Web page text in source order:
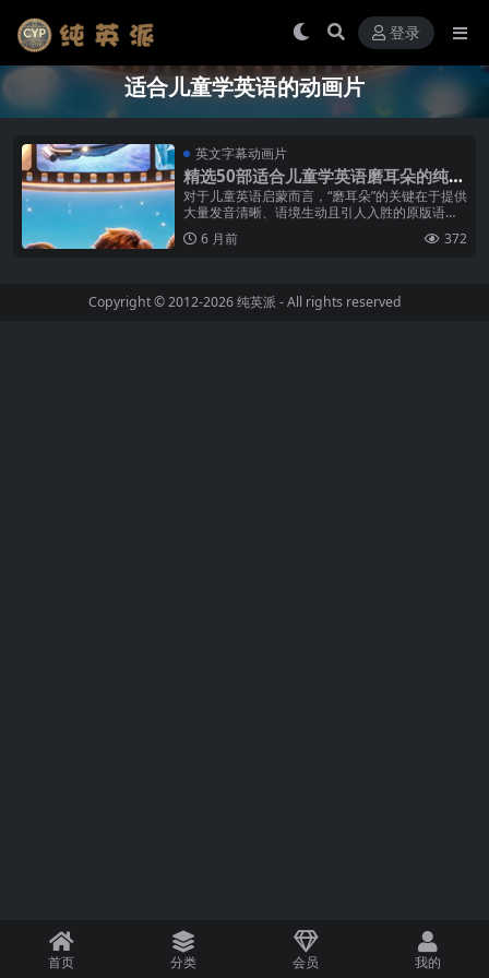
登录
适合儿童学英语的动画片
英文字幕动画片
精选50部适合儿童学英语磨耳朵的纯英
文字幕动画片
对于儿童英语启蒙而言，“磨耳朵”的关键在于提供
大量发音清晰、语境生动且引人入胜的原版语音
输入。动画电影以其完整的叙事、丰富的角色情
感和精美的配乐，能让孩子在沉浸...
6 月前 372
Copyright © 2012-2026纯英派 - All rights reserved
首页 分类 会员 我的